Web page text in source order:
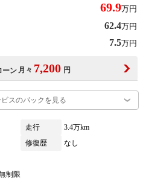
69.9万円
62.4万円
7.5万円
ーン 月々 7,200 円
スのパックを見る
走行
3.4万km
修復歴
なし
制限